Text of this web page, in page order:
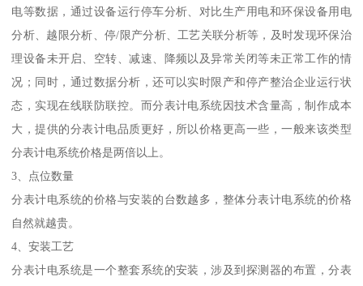
电等数据，通过设备运行停车分析、对比生产用电和环保设备用电
分析、越限分析、停/限产分析、工艺关联分析等，及时发现环保治
理设备未开启、空转、减速、降频以及异常关闭等未正常工作的情
况；同时，通过数据分析，还可以实时限产和停产整治企业运行状
态，实现在线联防联控。而分表计电系统因技术含量高，制作成本
大，提供的分表计电品质更好，所以价格更高一些，一般来该类型
分表计电系统价格是两倍以上。
3、点位数量
分表计电系统的价格与安装的台数越多，整体分表计电系统的价格
自然就越贵。
4、安装工艺
分表计电系统是一个整套系统的安装，涉及到探测器的布置，分表